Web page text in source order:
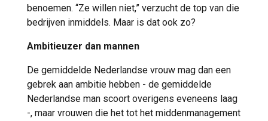
benoemen. “Ze willen niet,” verzucht de top van die
bedrijven inmiddels. Maar is dat ook zo?
Ambitieuzer dan mannen
De gemiddelde Nederlandse vrouw mag dan een
gebrek aan ambitie hebben - de gemiddelde
Nederlandse man scoort overigens eveneens laag
-, maar vrouwen die het tot het middenmanagement